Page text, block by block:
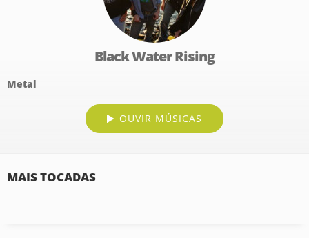
Black Water Rising
Metal
OUVIR MÚSICAS
MAIS TOCADAS